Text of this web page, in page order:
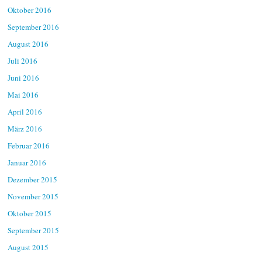
Oktober 2016
September 2016
August 2016
Juli 2016
Juni 2016
Mai 2016
April 2016
März 2016
Februar 2016
Januar 2016
Dezember 2015
November 2015
Oktober 2015
September 2015
August 2015